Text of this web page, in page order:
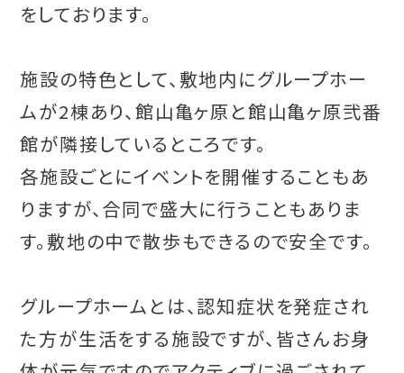
をしております。
施設の特色として、敷地内にグループホー
ムが2棟あり、館山亀ヶ原と館山亀ヶ原弐番
館が隣接しているところです。
各施設ごとにイベントを開催することもあ
りますが、合同で盛大に行うこともありま
す。敷地の中で散歩もできるので安全です。
グループホームとは、認知症状を発症され
た方が生活をする施設ですが、皆さんお身